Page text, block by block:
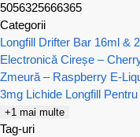
5056325666365
Categorii
Longfill Drifter Bar 16ml &
Electronică Cireșe –
Zmeură – Raspberry E-
3mg Lichide Longfill Pentru
+1 mai multe
Tag-uri